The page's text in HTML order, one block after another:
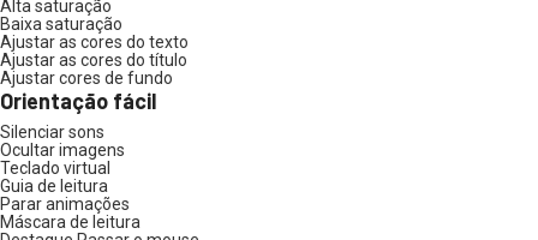
Alta saturação
Baixa saturação
Ajustar as cores do texto
Ajustar as cores do título
Ajustar cores de fundo
Orientação fácil
Silenciar sons
Ocultar imagens
Teclado virtual
Guia de leitura
Parar animações
Máscara de leitura